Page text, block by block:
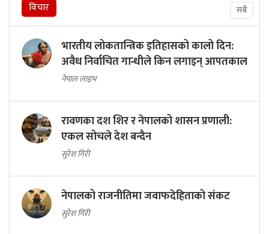
विचार सबै
भारतीय लोकतान्त्रिक इतिहासको कालो दिन:
अवैध निर्वाचित गान्धीले किन लगाइन् आपतकाल
नेपाल लाइभ
रावणका दश शिर र नेपालको शासन प्रणाली:
एकल सोचले देश बन्दैन
सुरेश गिरी
नेपालको राजनीतिमा जवाफदेहिताको संकट
सुरेश गिरी